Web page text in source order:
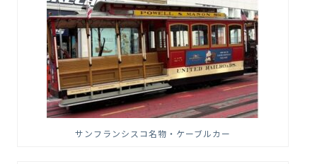
サンフランシスコ名物・ケーブルカー